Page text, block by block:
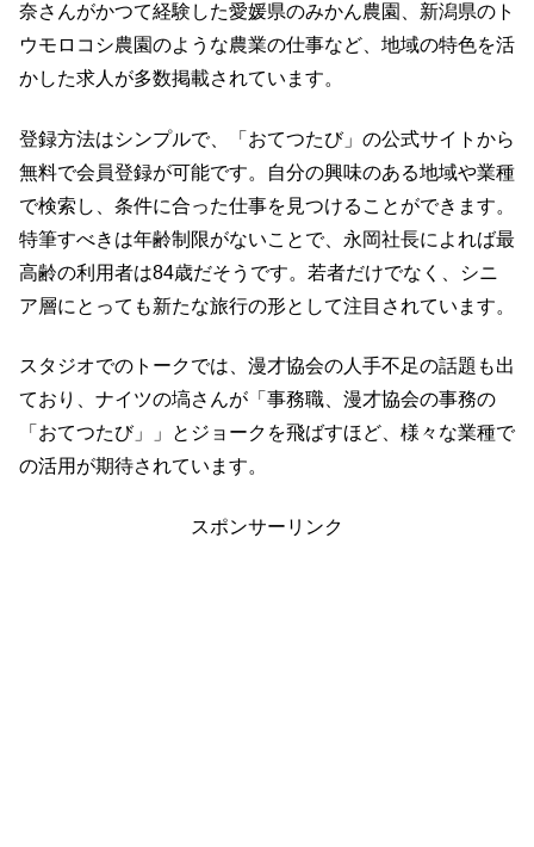
奈さんがかつて経験した愛媛県のみかん農園、新潟県のト
ウモロコシ農園のような農業の仕事など、地域の特色を活
かした求人が多数掲載されています。
登録方法はシンプルで、「おてつたび」の公式サイトから
無料で会員登録が可能です。自分の興味のある地域や業種
で検索し、条件に合った仕事を見つけることができます。
特筆すべきは年齢制限がないことで、永岡社長によれば最
高齢の利用者は84歳だそうです。若者だけでなく、シニ
ア層にとっても新たな旅行の形として注目されています。
スタジオでのトークでは、漫才協会の人手不足の話題も出
ており、ナイツの塙さんが「事務職、漫才協会の事務の
「おてつたび」」とジョークを飛ばすほど、様々な業種で
の活用が期待されています。
スポンサーリンク